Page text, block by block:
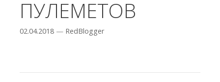
ПУЛЕМЕТОВ
02.04.2018 — RedBlogger